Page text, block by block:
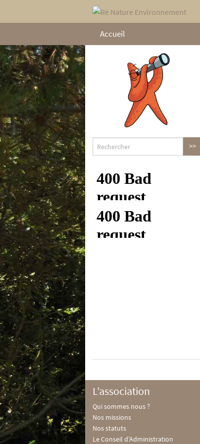
Accueil
L’association
Qui sommes nous ?
Nos missions
Nos statuts
Le Conseil d’Administration